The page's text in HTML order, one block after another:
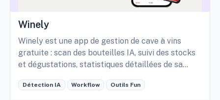
Winely
Winely est une app de gestion de cave à vins
gratuite : scan des bouteilles IA, suivi des stocks
et dégustations, statistiques détaillées de sa
Détection IA Workflow Outils Fun